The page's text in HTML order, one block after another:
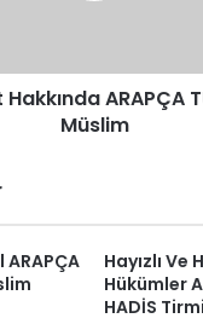
ARAPÇA
Müslim
Hayızlı Ve
Hükümler
HADİS